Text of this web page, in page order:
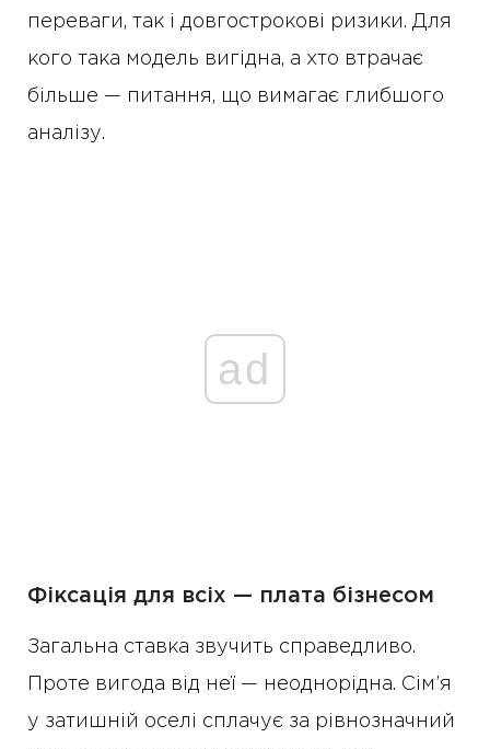
переваги, так і довгострокові ризики. Для
кого така модель вигідна, а хто втрачає
більше — питання, що вимагає глибшого
аналізу.
ad
Фіксація для всіх — плата бізнесом
Загальна ставка звучить справедливо.
Проте вигода від неї — неоднорідна. Сім’я
у затишній оселі сплачує за рівнозначний